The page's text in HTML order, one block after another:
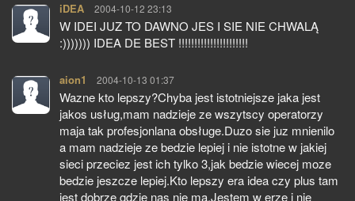
iDEA pisze:
2004-10-12 23:13
W IDEI JUZ TO DAWNO JES I SIE NIE CHWALĄ
:))))))) IDEA DE BEST !!!!!!!!!!!!!!!!!!!!!!
aion1 pisze:
2004-10-13 01:37
Wazne kto lepszy?Chyba jest istotniejsze jaka jest
jakos usług,mam nadzieje ze wszytscy operatorzy
maja tak profesjonlana obsługe.Duzo sie juz mnienilo
a mam nadzieje ze bedzie lepiej i nie istotne w jakiej
sieci przeciez jest ich tylko 3,jak bedzie wiecej moze
bedzie jeszcze lepiej.Kto lepszy era idea czy plus tam
jest dobrze gdzie nas nie ma.Jestem w erze i nie